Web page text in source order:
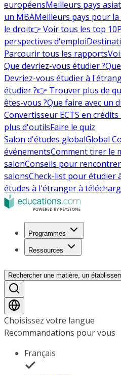
européensMeilleurs pays
un MBAMeilleurs pays pour la
le droit👉 Voir tous les top 10
perspectives d'emploi
Parcourir tous les rapports
Que devriez-vous étudier ?
Devriez-vous étudier à
étudier ?👉 Trouver plus de
êtes-vous ?Que faire avec un
Convertisseur ECTS en
plus d'outilsFaire le quiz
Salon d'études globalGlobal
événementsComment tirer le
salonConseils pour
salonsCheck-list pour étudier
études à l'étranger à
Programmes
Ressources
Rechercher une matière, un
Choisissez votre langue
Recommandations pour vous
Français